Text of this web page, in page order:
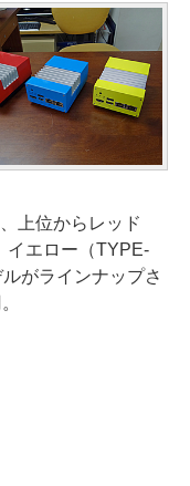
上位からレッド
イエロー（TYPE-
がラインナップさ